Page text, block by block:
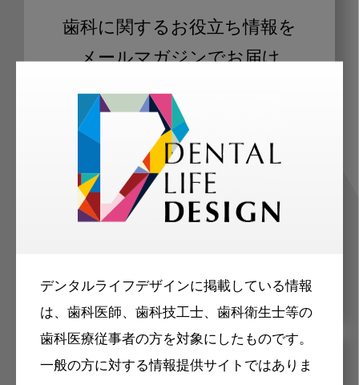
デンタルライフデザインに掲載している情報
は、歯科医師、歯科技工士、歯科衛生士等の
歯科医療従事者の方を対象にしたものです。
一般の方に対する情報提供サイトではありま
歯科に関するお役立ち情報を
メールマガジンでお届け
ご登録いただいた職種（歯科医師、歯
科衛生士、歯科技工士）に合わせた内
容のメールマガジンをお届けします。
メリット